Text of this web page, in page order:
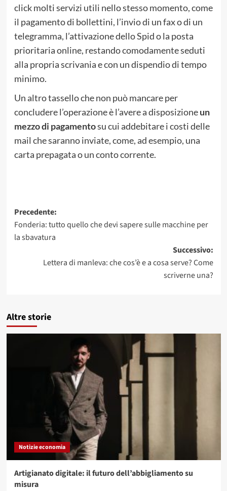
click molti servizi utili nello stesso momento, come
il pagamento di bollettini, l’invio di un fax o di un
telegramma, l’attivazione dello Spid o la posta
prioritaria online, restando comodamente seduti
alla propria scrivania e con un dispendio di tempo
minimo.
Un altro tassello che non può mancare per
concludere l’operazione è l’avere a disposizioneun
mezzo di pagamentosu cui addebitare i costi delle
mail che saranno inviate, come, ad esempio, una
carta prepagata o un conto corrente.
Navigazione
articolo
Precedente:
Fonderia: tutto quello che devi sapere sulle macchine per
la sbavatura
Successivo:
Lettera di manleva: che cos’è e a cosa serve? Come
scriverne una?
Altre storie
Notizie economia
Artigianato digitale: il futuro dell’abbigliamento su
misura